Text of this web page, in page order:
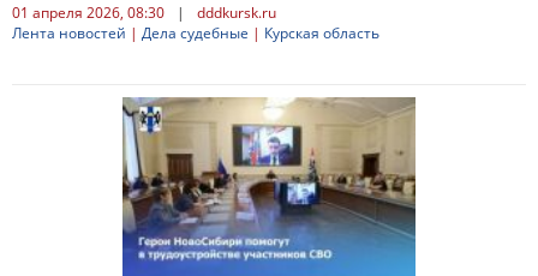
01 апреля 2026, 08:30 |
dddkursk.ru
Лента новостей | Дела судебные | Курская область